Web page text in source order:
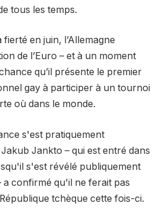
tous les temps.
en juin, l’Allemagne
de l’Euro – et à un moment
qu’il présente le premier
gay à participer à un tournoi
où dans le monde.
s'est pratiquement
Jankto – qui est entré dans
s'est révélé publiquement
a confirmé qu'il ne ferait pas
tchèque cette fois-ci.